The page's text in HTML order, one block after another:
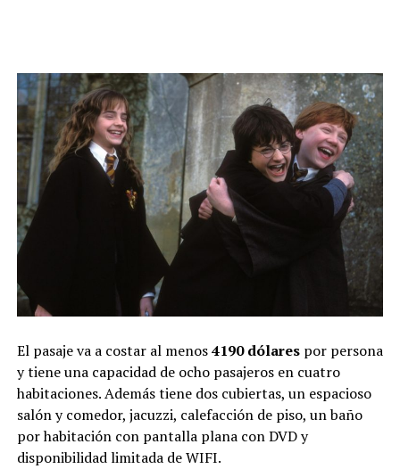
El pasaje va a costar al menos4190 dólarespor persona
y tiene una capacidad de ocho pasajeros en cuatro
habitaciones. Además tiene dos cubiertas, un espacioso
salón y comedor, jacuzzi, calefacción de piso, un baño
por habitación con pantalla plana con DVD y
disponibilidad limitada de WIFI.